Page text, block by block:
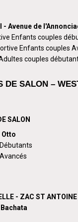
- Avenue de
Enfants couples
Enfants couples
couples
DE SALON –
SALON
Otto
- ZAC ST ANTOINE